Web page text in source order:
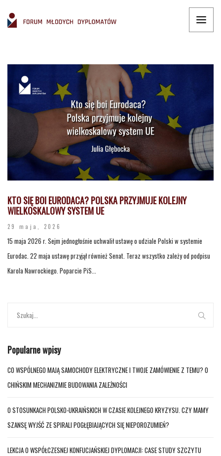
KTO SIĘ BOI EURODACA? POLSKA PRZYJMUJE KOLEJNY
WIELKOSKALOWY SYSTEM UE
29 maja, 2026
15 maja 2026 r. Sejm jednogłośnie uchwalił ustawę o udziale Polski w systemie
Eurodac. 22 maja ustawę przyjął również Senat. Teraz wszystko zależy od podpisu
Karola Nawrockiego. Poparcie PiS...
Popularne wpisy
CO WSPÓLNEGO MAJĄ SAMOCHODY ELEKTRYCZNE I TWOJE ZAMÓWIENIE Z TEMU? O
CHIŃSKIM MECHANIZMIE BUDOWANIA ZALEŻNOŚCI
O STOSUNKACH POLSKO-UKRAIŃSKICH W CZASIE KOLEJNEGO KRYZYSU. CZY MAMY
SZANSĘ WYJŚĆ ZE SPIRALI POGŁĘBIAJĄCYCH SIĘ NIEPOROZUMIEŃ?
LEKCJA O WSPÓŁCZESNEJ KONFUCJAŃSKIEJ DYPLOMACJI: CASE STUDY SZCZYTU